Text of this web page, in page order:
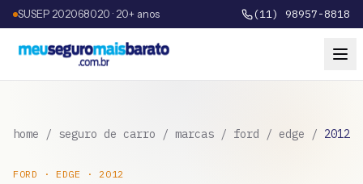
SUSEP 202068020 · 20+ anos (11) 98957-8818
home / seguro de carro / marcas / ford / edge / 2012
FORD ·EDGE · 2012